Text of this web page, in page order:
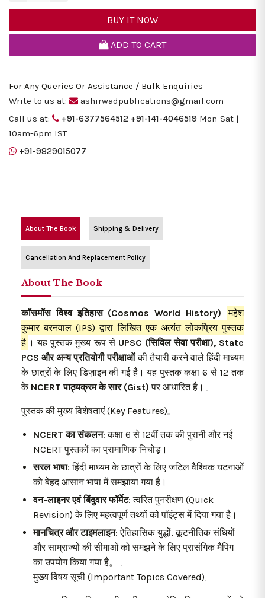
BUY IT NOW
ADD TO CART
For Any Queries Or Assistance / Bulk Enquiries
Write to us at:
ashirwadpublications@gmail.com
Call us at:
+91-6377564512 +91-141-4046519 Mon-Sat |
10am-6pm IST
+91-9829015077
About The Book Shipping & Delivery
Cancellation And Replacement Policy
About The Book
कॉसमॉस विश्व इतिहास (Cosmos World History)
महेश
कुमार बरनवाल (IPS) द्वारा लिखित एक अत्यंत लोकप्रिय पुस्तक
है । यह पुस्तक मुख्य रूप से UPSC (सिविल सेवा परीक्षा), State
PCS और अन्य प्रतियोगी परीक्षाओंकी तैयारी करने वाले हिंदी माध्यम
के छात्रों के लिए डिज़ाइन की गई है। यह पुस्तक कक्षा 6 से 12 तक
के NCERT पाठ्यक्रम के सार (Gist) पर आधारित है।
पुस्तक की मुख्य विशेषताएं (Key Features)
NCERT का संकलन: कक्षा 6 से 12वीं तक की पुरानी और नई
NCERT पुस्तकों का प्रामाणिक निचोड़।
सरल भाषा: हिंदी माध्यम के छात्रों के लिए जटिल वैश्विक घटनाओं
को बेहद आसान भाषा में समझाया गया है।
वन-लाइनर एवं बिंदुवार फॉर्मेट: त्वरित पुनरीक्षण (Quick
Revision) के लिए महत्वपूर्ण तथ्यों को पॉइंट्स में दिया गया है।
मानचित्र और टाइमलाइन: ऐतिहासिक युद्धों, कूटनीतिक संधियों
और साम्राज्यों की सीमाओं को समझने के लिए प्रासंगिक मैपिंग
का उपयोग किया गया है。
मुख्य विषय सूची (Important Topics Covered)